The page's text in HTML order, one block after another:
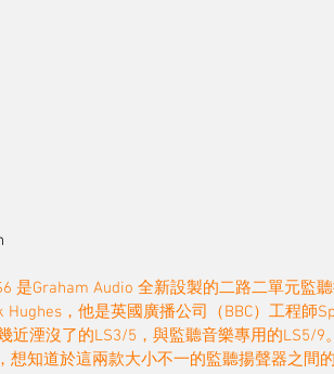
是Graham Audio 全新設製的二路二單元監
Hughes，他是英國廣播公司（BBC）工程師
近湮沒了的LS3/5，與監聽音樂專用的LS5/
想知道於這兩款大小不一的監聽揚聲器之間